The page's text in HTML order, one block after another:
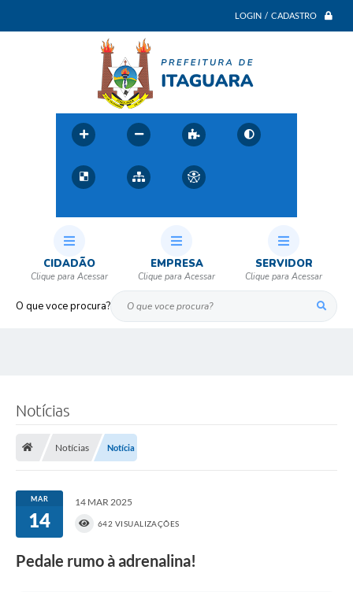
LOGIN / CADASTRO
O que voce procura?
CIDADÃO EMPRESA SERVIDOR
Notícias
Notícias Notícia
MAR
14
14 MAR 2025
642 VISUALIZAÇÕES
Pedale rumo à adrenalina!